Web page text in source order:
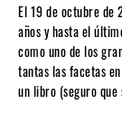
El 19 de octubre de
años y hasta el
como uno de los
tantas las facetas
un libro (seguro